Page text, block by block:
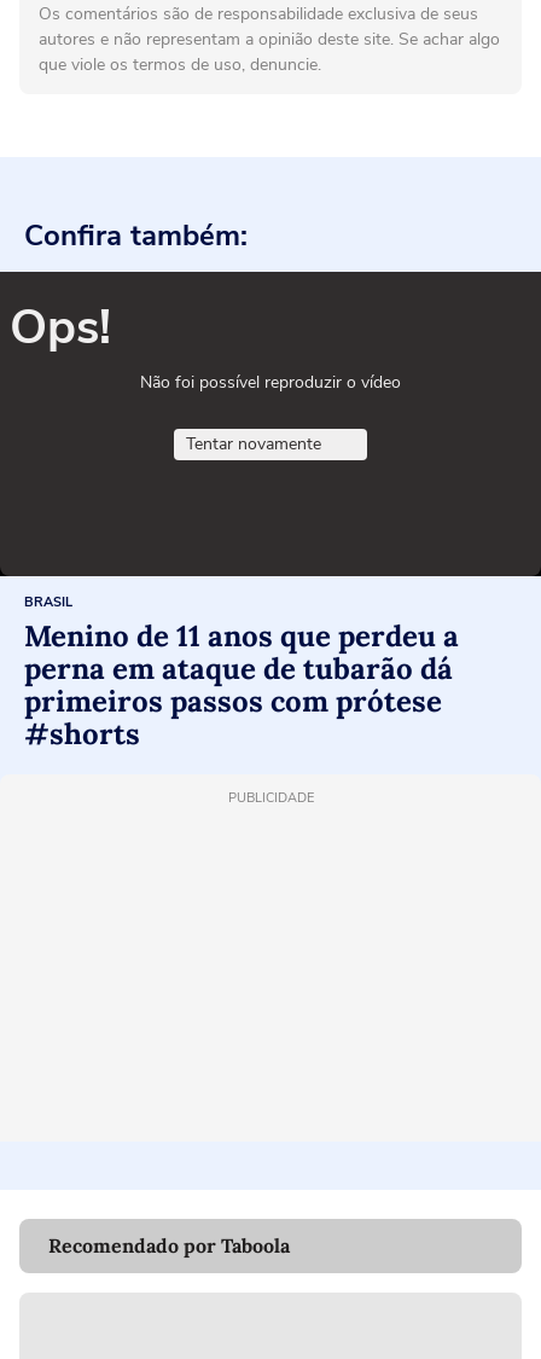
Os comentários são de responsabilidade exclusiva de seus
autores e não representam a opinião deste site. Se achar algo
que viole os termos de uso, denuncie.
Confira também:
Ops!
Não foi possível reproduzir o vídeo
Tentar novamente
BRASIL
Menino de 11 anos que perdeu a
perna em ataque de tubarão dá
primeiros passos com prótese
#shorts
PUBLICIDADE
Recomendado por Taboola